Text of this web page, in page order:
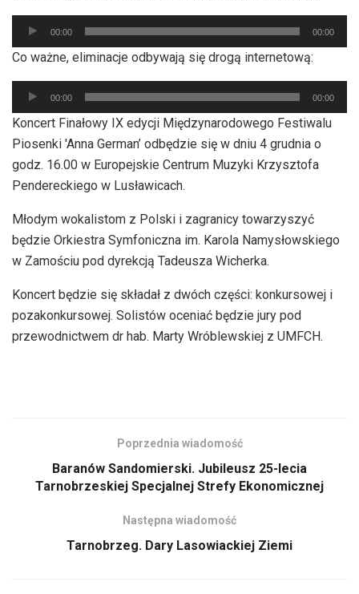
Odtwarzacz
plików
dźwiękowych
00:00 00:00
Co ważne, eliminacje odbywają się drogą internetową:
Odtwarzacz
plików
dźwiękowych
00:00 00:00
Koncert Finałowy IX edycji Międzynarodowego Festiwalu
Piosenki 'Anna German’ odbędzie się w dniu 4 grudnia o
godz. 16.00 w Europejskie Centrum Muzyki Krzysztofa
Pendereckiego w Lusławicach.
Młodym wokalistom z Polski i zagranicy towarzyszyć
będzie Orkiestra Symfoniczna im. Karola Namysłowskiego
w Zamościu pod dyrekcją Tadeusza Wicherka.
Koncert będzie się składał z dwóch części: konkursowej i
pozakonkursowej. Solistów oceniać będzie jury pod
przewodnictwem dr hab. Marty Wróblewskiej z UMFCH.
Poprzednia wiadomość
Baranów Sandomierski. Jubileusz 25-lecia
Tarnobrzeskiej Specjalnej Strefy Ekonomicznej
Następna wiadomość
Tarnobrzeg. Dary Lasowiackiej Ziemi